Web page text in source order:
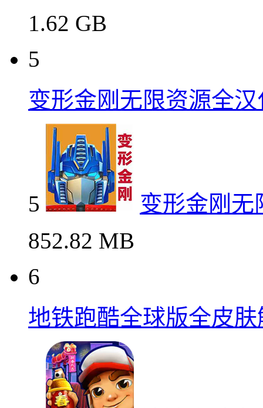
1.62 GB
5
变形金刚无限资源全汉
5
变形金刚无
852.82 MB
6
地铁跑酷全球版全皮